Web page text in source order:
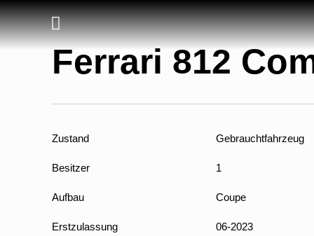
Ferrari 812
Zustand Gebrauchtfahrzeug
Besitzer 1
Aufbau Coupe
Erstzulassung 06-2023